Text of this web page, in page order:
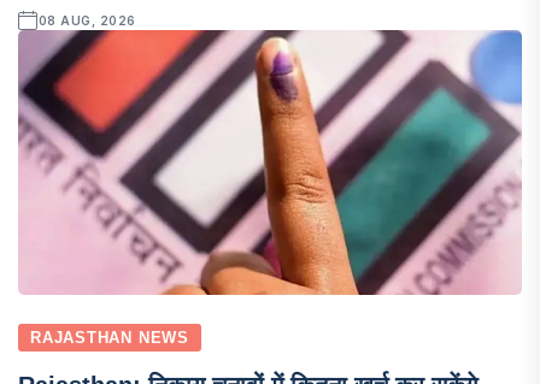
08 AUG, 2026
RAJASTHAN NEWS